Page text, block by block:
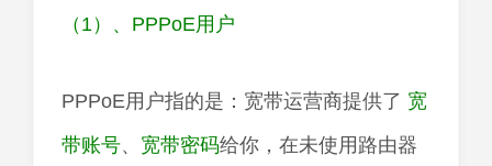
（1）、PPPoE用户
PPPoE用户指的是：宽带运营商提供了 宽
带账号、 宽带密码给你，在未使用路由器